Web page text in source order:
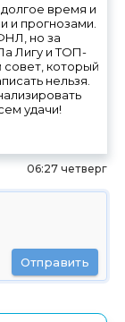
время и
и прогнозами.
но за
Лигу и ТОП-
совет, который
нельзя.
удачи!
06:27 четверг
Отправить